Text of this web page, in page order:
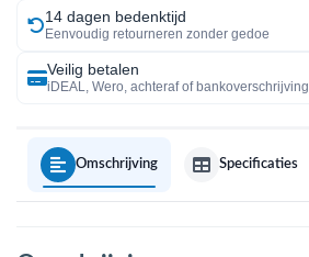
14 dagen bedenktijd
Eenvoudig retourneren zonder gedoe
Veilig betalen
iDEAL, Wero, achteraf of bankoverschrijving
Omschrijving Specificaties